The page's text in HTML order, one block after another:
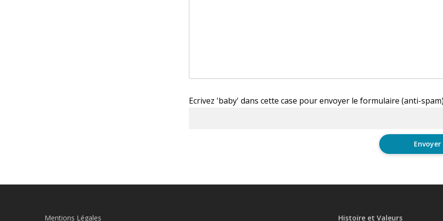
Ecrivez 'baby' dans cette case pour envoyer le formulaire (anti-
Mentions Légales Histoire et Valeurs